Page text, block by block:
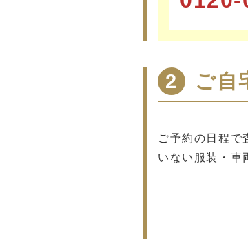
2 ご自
ご予約の日程で
いない服装・車